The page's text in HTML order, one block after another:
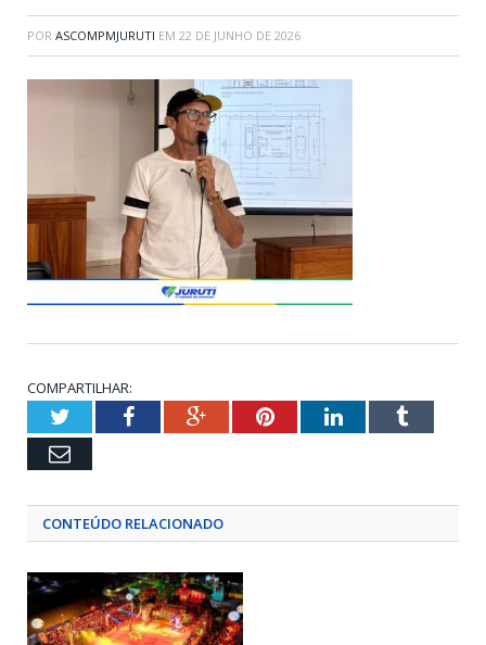
POR ASCOMPMJURUTI EM 22 DE JUNHO DE 2026
COMPARTILHAR:
TwitterFacebookGoogle+PinterestLinkedInTumblr
Email
CONTEÚDO RELACIONADO